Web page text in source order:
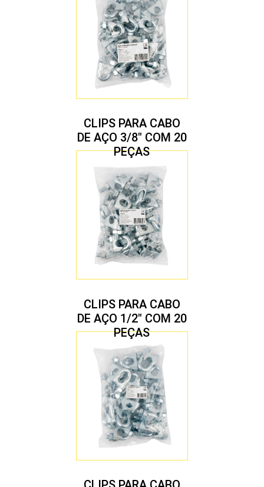
CLIPS PARA CABO
DE AÇO 3/8″ COM 20
PEÇAS
CLIPS PARA CABO
DE AÇO 1/2″ COM 20
PEÇAS